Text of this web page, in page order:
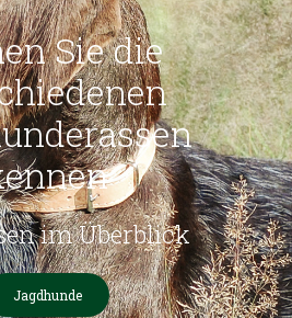
Sie die
im Überblick
Jagdhunde